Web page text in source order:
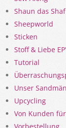
Shaun das Shaf
Sheepworld
Sticken
Stoff & Liebe
Tutorial
Unser
Upcycling
Von Kunden